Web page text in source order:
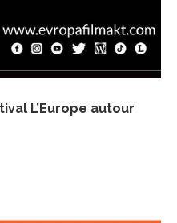
L’Europe autour